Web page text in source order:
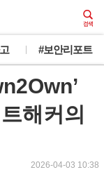
#보안리포트
해커의
2026-04-03 10:38